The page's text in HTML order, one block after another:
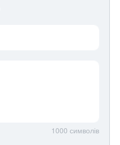
1000 символів